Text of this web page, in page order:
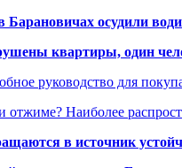
осудили
квартиры, один
руководство для
отжиме? Наиболее
в источник